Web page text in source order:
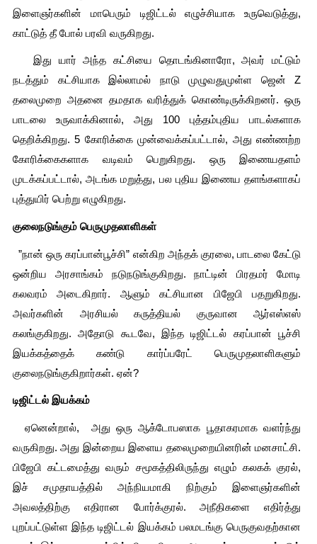
இளைஞர்களின் மாபெரும் டிஜிட்டல் எழுச்சியாக உருவெடுத்து,
காட்டுத் தீ போல் பரவி வருகிறது.
நடத்தும் கட்சியாக இல்லாமல் நாடு முழுவதுமுள்ள ஜென் Z
தலைமுறை அதனை தமதாக வரித்துக் கொண்டிருக்கிறனர். ஒரு
பாடலை உருவாக்கினால், அது 100 புத்தம்புதிய பாடல்களாக
தெறிக்கிறது. 5 கோரிக்கை முன்வைக்கப்பட்டால், அது எண்ணற்ற
கோரிக்கைகளாக வடிவம் பெறுகிறது. ஒரு இணையதளம்
முடக்கப்பட்டால், அடங்க மறுத்து, பல புதிய இணைய தளங்களாகப்
புத்துயிர் பெற்று எழுகிறது.
குலைநடுங்கும் பெருமுதலாளிகள்
  ”நான் ஒரு கரப்பான்பூச்சி” என்கிற அந்தக் குரலை, பாடலை கேட்டு
ஒன்றிய அரசாங்கம் நடுநடுங்குகிறது. நாட்டின் பிரதமர் மோடி
கலவரம் அடைகிறார். ஆளும் கட்சியான பிஜேபி பதறுகிறது.
அவர்களின் அரசியல் கருத்தியல் குருவான ஆர்எஸ்எஸ்
கலங்குகிறது. அதோடு கூடவே, இந்த டிஜிட்டல் கரப்பான் பூச்சி
இயக்கத்தைக் கண்டு கார்ப்பரேட் பெருமுதலாளிகளும்
குலைநடுங்குகிறார்கள். ஏன்?
டிஜிட்டல் இயக்கம்
வருகிறது. அது இன்றைய இளைய தலைமுறையினரின் மனசாட்சி.
பிஜேபி கட்டமைத்து வரும் சமூகத்திலிருந்து எழும் கலகக் குரல்,
இச் சமுதாயத்தில் அந்நியமாகி நிற்கும் இளைஞர்களின்
அவலத்திற்கு எதிரான போர்க்குரல். அநீதிகளை எதிர்த்து
புறப்பட்டுள்ள இந்த டிஜிட்டல் இயக்கம் பலமடங்கு பெருகுவதற்கான